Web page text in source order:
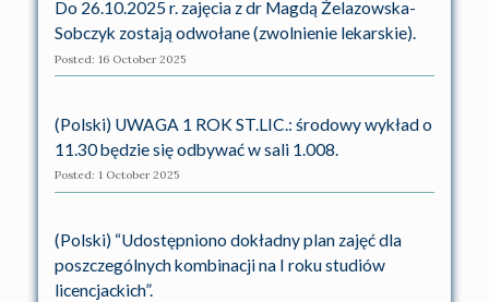
Do 26.10.2025 r. zajęcia z dr Magdą Żelazowska-
Sobczyk zostają odwołane (zwolnienie lekarskie).
Posted: 16 October 2025
(Polski) UWAGA 1 ROK ST.LIC.: środowy wykład o
11.30 będzie się odbywać w sali 1.008.
Posted: 1 October 2025
(Polski) “Udostępniono dokładny plan zajęć dla
poszczególnych kombinacji na I roku studiów
licencjackich”.